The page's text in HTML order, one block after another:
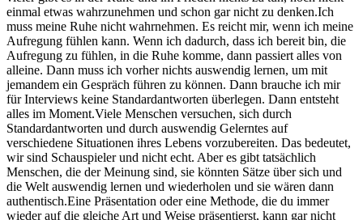
einmal etwas wahrzunehmen und schon gar nicht zu denken.Ich
muss meine Ruhe nicht wahrnehmen. Es reicht mir, wenn ich meine
Aufregung fühlen kann. Wenn ich dadurch, dass ich bereit bin, die
Aufregung zu fühlen, in die Ruhe komme, dann passiert alles von
alleine. Dann muss ich vorher nichts auswendig lernen, um mit
jemandem ein Gespräch führen zu können. Dann brauche ich mir
für Interviews keine Standardantworten überlegen. Dann entsteht
alles im Moment.Viele Menschen versuchen, sich durch
Standardantworten und durch auswendig Gelerntes auf
verschiedene Situationen ihres Lebens vorzubereiten. Das bedeutet,
wir sind Schauspieler und nicht echt. Aber es gibt tatsächlich
Menschen, die der Meinung sind, sie könnten Sätze über sich und
die Welt auswendig lernen und wiederholen und sie wären dann
authentisch.Eine Präsentation oder eine Methode, die du immer
wieder auf die gleiche Art und Weise präsentierst, kann gar nicht